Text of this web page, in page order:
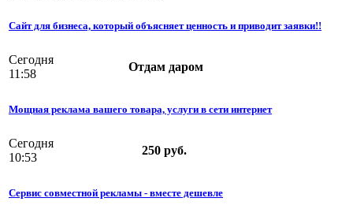
Сайт для бизнеса, который объясняет ценность и приводит заявки!!
Сегодня
11:58
Отдам даром
Мощная реклама вашего товара, услуги в сети интернет
Сегодня
10:53
250 руб.
Сервис совместной рекламы - вместе дешевле